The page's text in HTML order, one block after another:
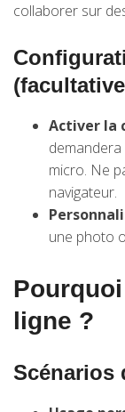
collaborer sur
Activer la
demandera
micro. Ne
navigateur.
une photo
ligne ?
Scénarios